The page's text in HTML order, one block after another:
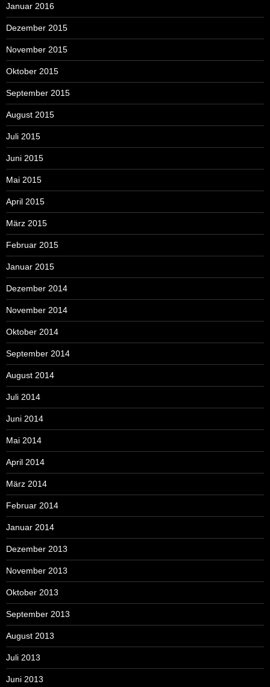
Januar 2016
Dezember 2015
November 2015
Oktober 2015
September 2015
August 2015
Juli 2015
Juni 2015
Mai 2015
April 2015
März 2015
Februar 2015
Januar 2015
Dezember 2014
November 2014
Oktober 2014
September 2014
August 2014
Juli 2014
Juni 2014
Mai 2014
April 2014
März 2014
Februar 2014
Januar 2014
Dezember 2013
November 2013
Oktober 2013
September 2013
August 2013
Juli 2013
Juni 2013